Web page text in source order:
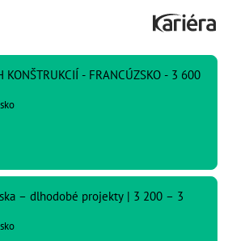
KONŠTRUKCIÍ - FRANCÚZSKO - 3 600
– dlhodobé projekty | 3 200 – 3